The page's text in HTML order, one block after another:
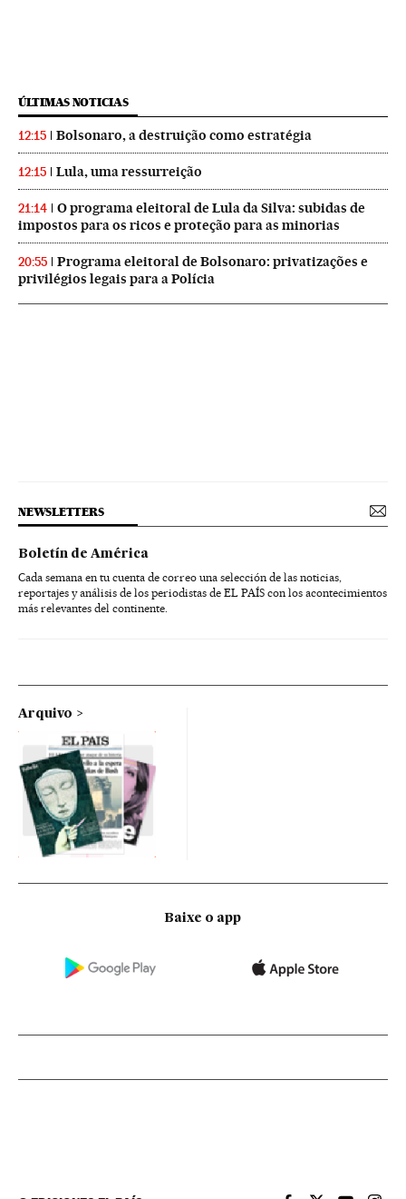
ÚLTIMAS NOTICIAS
12:15 Bolsonaro, a destruição como estratégia
12:15 Lula, uma ressurreição
21:14
O programa eleitoral de Lula da Silva: subidas de
impostos para os ricos e proteção para as minorias
20:55
Programa eleitoral de Bolsonaro: privatizações e
privilégios legais para a Polícia
NEWSLETTERS
Boletín de América
Cada semana en tu cuenta de correo una selección de las noticias,
reportajes y análisis de los periodistas de EL PAÍS con los acontecimientos
más relevantes del continente.
Arquivo
Baixe o app